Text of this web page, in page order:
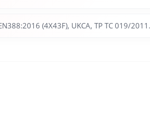
(4X43F), UKCA, ТР ТС 019/2011.